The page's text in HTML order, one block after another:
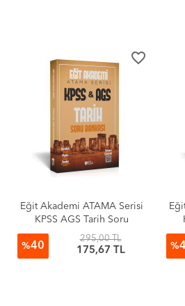
favorite_border
Eğit Akademi ATAMA Serisi
KPSS AGS Tarih Soru
Bankası
%40
295,00 TL
175,67 TL %